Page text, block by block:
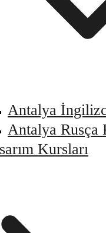
Antalya
Antalya Rusça
Kursları